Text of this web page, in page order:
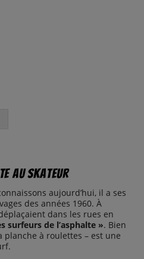
au skateur
aujourd’hui, il a ses
des années 1960. À
dans les rues en
surfeurs de l’asphalte ». Bien
planche à roulettes – est une